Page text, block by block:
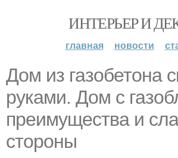
ИНТЕРЬЕР И
главная новости
Дом из газобетона
руками. Дом с
преимущества и
стороны